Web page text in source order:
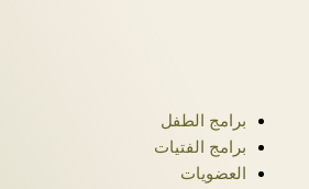
برامج الطفل
برامج الفتيات
العضويات